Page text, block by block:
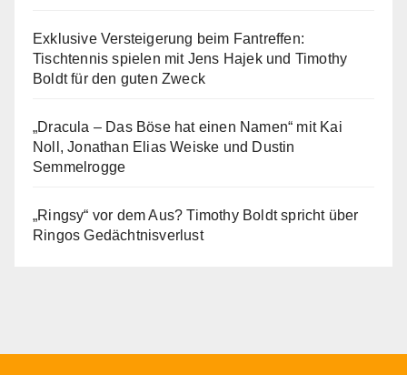
Exklusive Versteigerung beim Fantreffen:
Tischtennis spielen mit Jens Hajek und Timothy
Boldt für den guten Zweck
„Dracula – Das Böse hat einen Namen“ mit Kai
Noll, Jonathan Elias Weiske und Dustin
Semmelrogge
„Ringsy“ vor dem Aus? Timothy Boldt spricht über
Ringos Gedächtnisverlust